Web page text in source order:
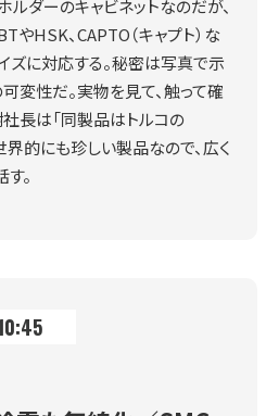
ルダーのキャビネットなのだが、
やHSK、CAPTO（キャプト）な
ズに対応する。秘密は写真で示
可変性だ。実物を見て、触って確
長は「同製品はトルコの
界的にも珍しい製品なので、広く
。